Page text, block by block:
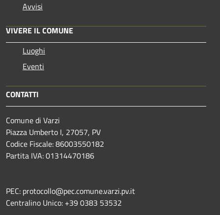
Avvisi
VIVERE IL COMUNE
Luoghi
Eventi
CONTATTI
Comune di Varzi
Piazza Umberto I, 27057, PV
Codice Fiscale: 86003550182
Partita IVA: 01314470186
PEC: protocollo@pec.comune.varzi.pv.it
Centralino Unico: +39 0383 53532